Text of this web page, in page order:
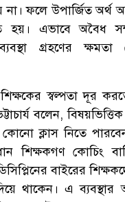
না। ফলে উপার্জিত অর্থ
হয়। এভাবে অবৈধ
গ্রহণের ক্ষমতা
স্বল্পতা দূর
বলেন,
কোনো ক্লাস নিতে
শিক্ষকগণ কোচিং
বাইরের
থাকেন। এ ব্যবস্থার